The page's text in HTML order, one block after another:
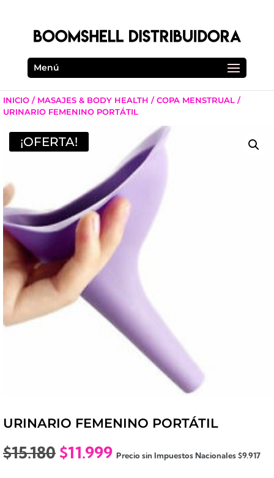
Menú
INICIO / MASAJES & BODY HEALTH /COPA MENSTRUAL /
URINARIO FEMENINO PORTÁTIL
¡OFERTA!
URINARIO FEMENINO PORTÁTIL
$15.180 El
$11.999El
Precio sin Impuestos Nacionales$9.917